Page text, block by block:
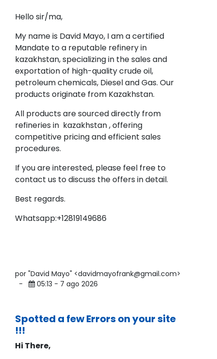
Hello sir/ma,
My name is David Mayo, I am a certified
Mandate to a reputable refinery in
kazakhstan, specializing in the sales and
exportation of high-quality crude oil,
petroleum chemicals, Diesel and Gas. Our
products originate from Kazakhstan.
All products are sourced directly from
refineries in kazakhstan , offering
competitive pricing and efficient sales
procedures.
If you are interested, please feel free to
contact us to discuss the offers in detail.
Best regards.
Whatsapp:+12819149686
por "David Mayo" <davidmayofrank@gmail.com>
-
05:13 - 7 ago 2026
Spotted a few Errors on your site
!!!
Hi There,